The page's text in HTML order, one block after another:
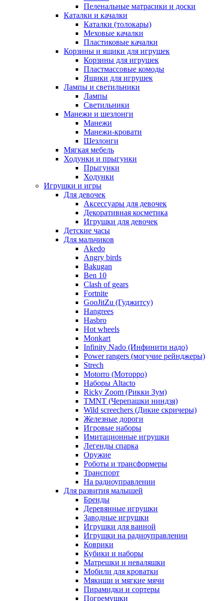
Пеленальные матрасики и доски
Каталки и качалки
Каталки (толокары)
Меховые качалки
Пластиковые качалки
Корзины и ящики для игрушек
Корзины для игрушек
Пластмассовые комоды
Ящики для игрушек
Лампы и светильники
Лампы
Светильники
Манежи и шезлонги
Манежи
Манежи-кровати
Шезлонги
Мягкая мебель
Ходунки и прыгунки
Прыгунки
Ходунки
Игрушки и игры
Для девочек
Аксессуары для девочек
Декоративная косметика
Игрушки для девочек
Детские часы
Для мальчиков
Akedo
Angry birds
Bakugan
Ben 10
Clash of gears
Fortnite
GooJitZu (Гуджитсу)
Hangrees
Hasbro
Hot wheels
Monkart
Infinity Nado (Инфинити надо)
Power rangers (могучие рейнджеры)
Strech
Motorro (Моторро)
Наборы Altacto
Ricky Zoom (Рикки Зум)
TMNT (Черепашки ниндзя)
Wild screechers (Дикие скричеры)
Железные дороги
Игровые наборы
Имитационные игрушки
Легенды спарка
Оружие
Роботы и трансформеры
Транспорт
На радиоуправлении
Для развития малышей
Бренды
Деревянные игрушки
Заводные игрушки
Игрушки для ванной
Игрушки на радиоуправлении
Коврики
Кубики и наборы
Матрешки и неваляшки
Мобили для кроватки
Мякиши и мягкие мячи
Пирамидки и сортеры
Погремушки